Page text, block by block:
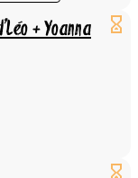
+ Yoanna